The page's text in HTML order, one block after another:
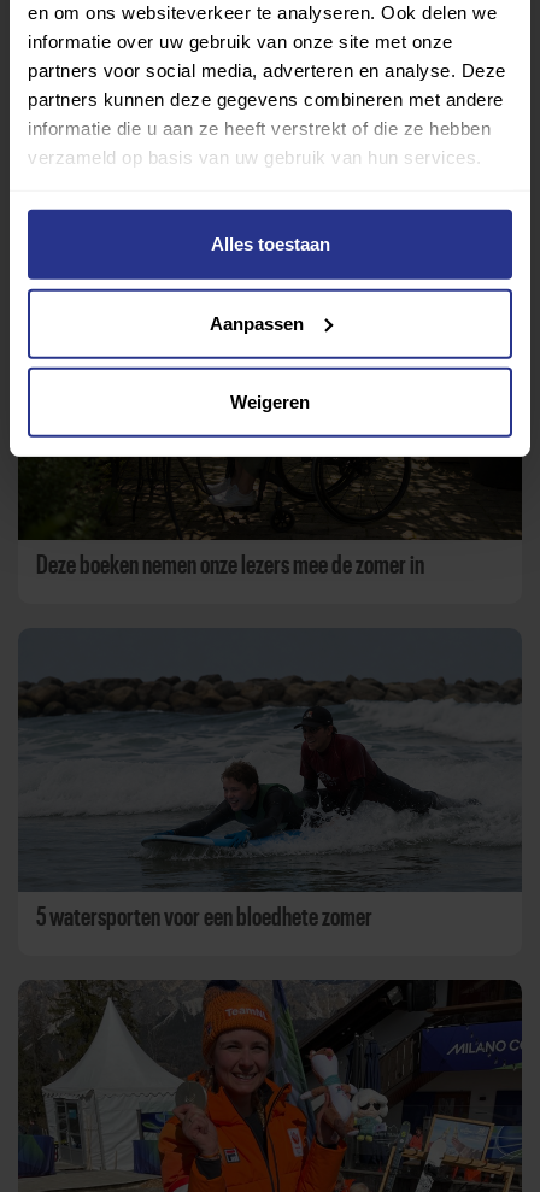
en om ons websiteverkeer te analyseren. Ook delen we
informatie over uw gebruik van onze site met onze
partners voor social media, adverteren en analyse. Deze
partners kunnen deze gegevens combineren met andere
informatie die u aan ze heeft verstrekt of die ze hebben
verzameld op basis van uw gebruik van hun services.
Alles toestaan
Aanpassen
Weigeren
Lifestyle Tips & tricks
Terug naar nieuwsoverzicht
Deze boeken nemen onze lezers mee de zomer in
5 watersporten voor een bloedhete zomer